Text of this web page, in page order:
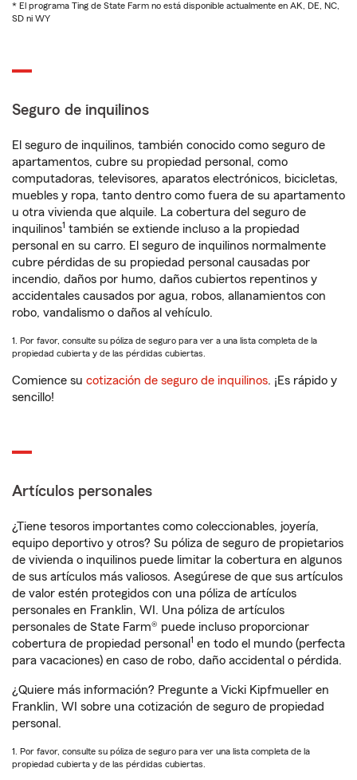
* El programa Ting de State Farm no está disponible actualmente en AK, DE, NC,
SD ni WY
Seguro de inquilinos
El seguro de inquilinos, también conocido como seguro de
apartamentos, cubre su propiedad personal, como
computadoras, televisores, aparatos electrónicos, bicicletas,
muebles y ropa, tanto dentro como fuera de su apartamento
u otra vivienda que alquile. La cobertura del seguro de
inquilinos1 también se extiende incluso a la propiedad
personal en su carro. El seguro de inquilinos normalmente
cubre pérdidas de su propiedad personal causadas por
incendio, daños por humo, daños cubiertos repentinos y
accidentales causados por agua, robos, allanamientos con
robo, vandalismo o daños al vehículo.
1. Por favor, consulte su póliza de seguro para ver a una lista completa de la
propiedad cubierta y de las pérdidas cubiertas.
Comience su cotización de seguro de inquilinos. ¡Es rápido y
sencillo!
Artículos personales
¿Tiene tesoros importantes como coleccionables, joyería,
equipo deportivo y otros? Su póliza de seguro de propietarios
de vivienda o inquilinos puede limitar la cobertura en algunos
de sus artículos más valiosos. Asegúrese de que sus artículos
de valor estén protegidos con una póliza de artículos
personales en Franklin, WI. Una póliza de artículos
personales de State Farm® puede incluso proporcionar
cobertura de propiedad personal 1 en todo el mundo (perfecta
para vacaciones) en caso de robo, daño accidental o pérdida.
¿Quiere más información? Pregunte a Vicki Kipfmueller en
Franklin, WI sobre una cotización de seguro de propiedad
personal.
1. Por favor, consulte su póliza de seguro para ver una lista completa de la
propiedad cubierta y de las pérdidas cubiertas.